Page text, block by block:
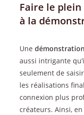
Faire le plein
à la
Une démonstration
aussi intrigante
seulement de
les réalisations
connexion plus
créateurs. Ainsi,